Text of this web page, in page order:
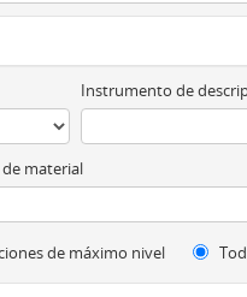
Instrumento de
material
de máximo nivel